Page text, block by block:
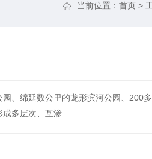
当前位置： 首页>
、绵延数公里的龙形滨河公园、200
多层次、互渗...